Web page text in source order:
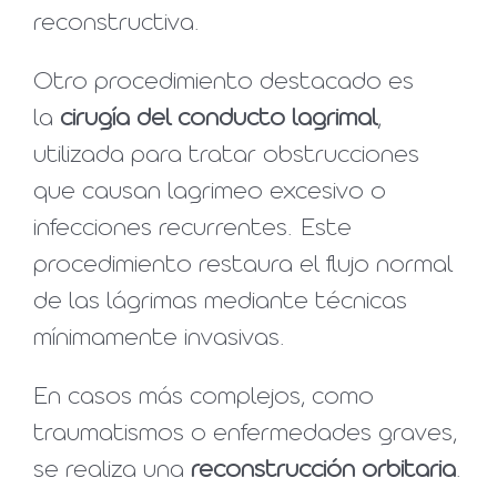
reconstructiva.
Otro procedimiento destacado es
la cirugía del conducto lagrimal,
utilizada para tratar obstrucciones
que causan lagrimeo excesivo o
infecciones recurrentes. Este
procedimiento restaura el flujo normal
de las lágrimas mediante técnicas
mínimamente invasivas.
En casos más complejos, como
traumatismos o enfermedades graves,
se realiza una reconstrucción orbitaria.